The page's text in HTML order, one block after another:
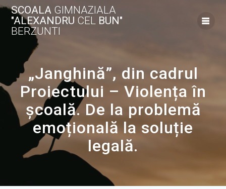
Skip
to
content
SCOALA GIMNAZIALA
"ALEXANDRU CEL BUN"
BERZUNTI
„Janghină”, din cadrul
Proiectului – Violența în
școală. De la problemă
emoțională la soluție
legală.